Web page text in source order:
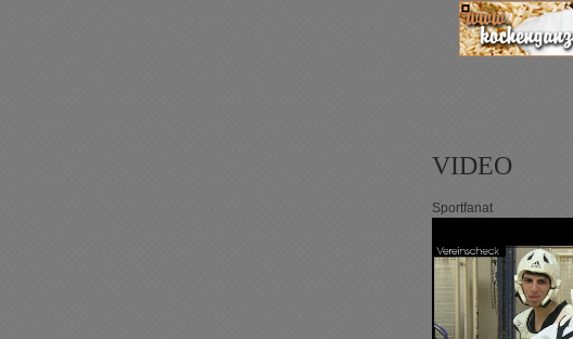
VIDEO
Sportfanat